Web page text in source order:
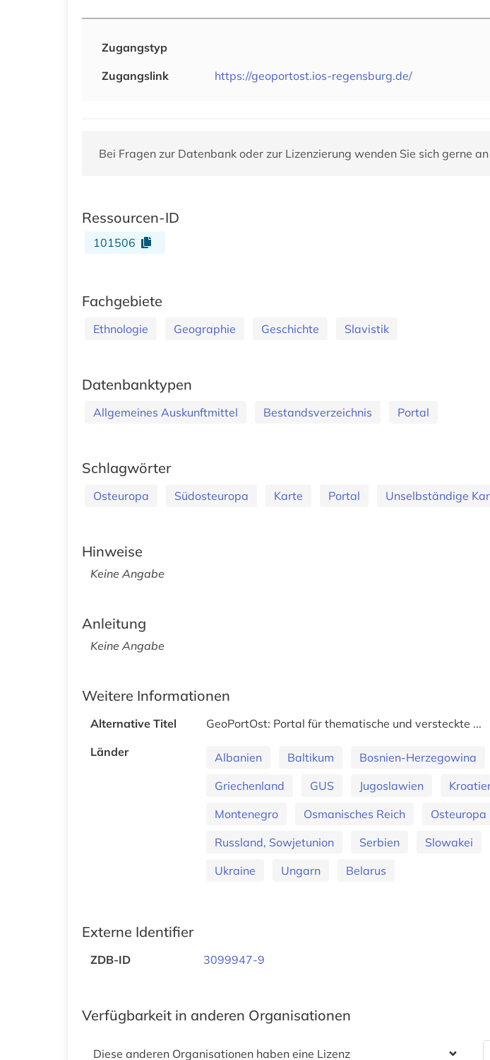
Zugangstyp
Zugangslink
https://geoportost.ios-regensburg.de/
Bei Fragen zur Datenbank oder zur Lizenzierung wenden Sie sich gerne an
Ressourcen-ID
101506
Fachgebiete
Ethnologie Geographie Geschichte Slavistik
Datenbanktypen
Allgemeines Auskunftmittel Bestandsverzeichnis Portal
Schlagwörter
Osteuropa Südosteuropa Karte Portal Unselbständige
Hinweise
Keine Angabe
Anleitung
Keine Angabe
Weitere Informationen
Alternative Titel
GeoPortOst: Portal für thematische und versteckte ...
Länder
Albanien Baltikum Bosnien-Herzegowina
Griechenland
GUS Jugoslawien
Montenegro
Osmanisches Reich Osteuropa
Russland, Sowjetunion
Serbien Slowakei
Ukraine
Ungarn Belarus
Externe Identifier
ZDB-ID 3099947-9
Verfügbarkeit in anderen Organisationen
Diese anderen Organisationen haben eine Lizenz